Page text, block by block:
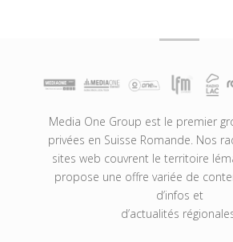
Media One Group est le premier
privées en Suisse Romande. Nos
sites web couvrent le territoire
propose une offre variée de
d’infos et
d’actualités